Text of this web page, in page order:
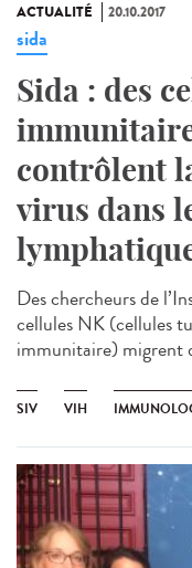
ACTUALITÉ 20.10.2017
sida
Sida : des
contrôlent
virus dans
Des chercheurs de
cellules NK (cellules
immunitaire) migrent
SIV VIH